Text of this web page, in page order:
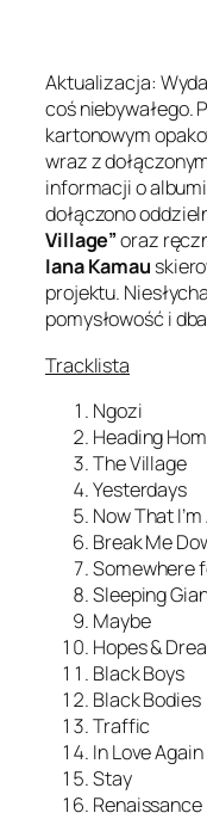
Aktualizacja:
coś niebywałego.
kartonowym
wraz z
informacji o
dołączono
Village”oraz
Iana Kamau
projektu.
pomysłowość i
Tracklista
Ngozi
Heading
The Village
Yesterdays
Now That
Break Me
Somewhere
Sleeping
Maybe
Hopes &
Black Boys
Black Bodies
Traffic
In Love Again
Stay
Renaissance